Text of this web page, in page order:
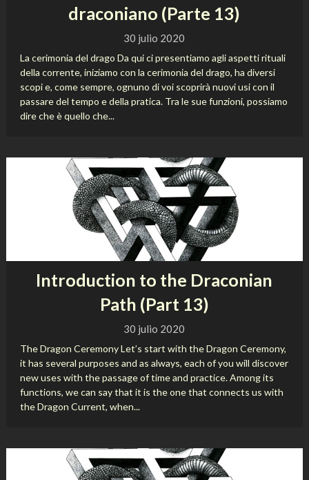
draconiano (Parte 13)
30 julio 2020
La cerimonia del drago Da qui ci presentiamo agli aspetti rituali
della corrente, iniziamo con la cerimonia del drago, ha diversi
scopi e, come sempre, ognuno di voi scoprirà nuovi usi con il
passare del tempo e della pratica. Tra le sue funzioni, possiamo
dire che è quello che...
Introduction to the Draconian
Path (Part 13)
30 julio 2020
The Dragon Ceremony Let’s start with the Dragon Ceremony,
it has several purposes and as always, each of you will discover
new uses with the passage of time and practice. Among its
functions, we can say that it is the one that connects us with
the Dragon Current, when...